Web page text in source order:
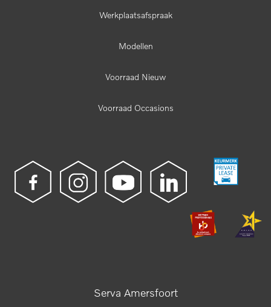
Werkplaatsafspraak
Modellen
Voorraad Nieuw
Voorraad Occasions
Serva Amersfoort